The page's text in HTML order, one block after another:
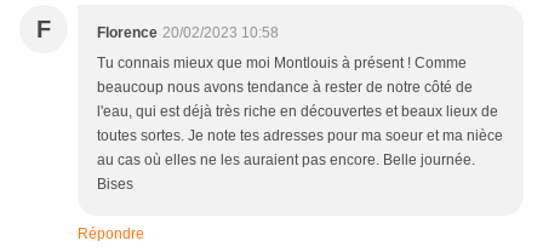
F Florence 20/02/2023 10:58
Tu connais mieux que moi Montlouis à présent ! Comme
beaucoup nous avons tendance à rester de notre côté de
l'eau, qui est déjà très riche en découvertes et beaux lieux de
toutes sortes. Je note tes adresses pour ma soeur et ma nièce
au cas où elles ne les auraient pas encore. Belle journée.
Bises
Répondre